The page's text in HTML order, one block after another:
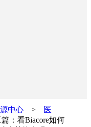
中心 >
医
：看Biacore如何